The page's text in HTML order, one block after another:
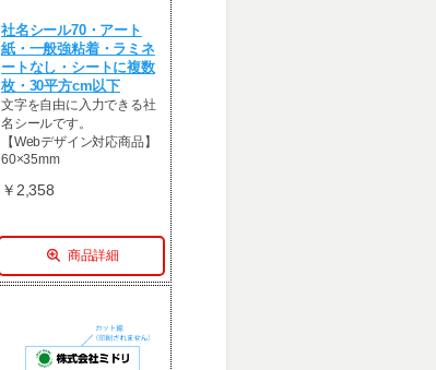
社名シール70・アート
紙・一般強粘着・ラミネ
ートなし・シートに複数
枚・30平方cm以下
文字を自由に入力できる社
名シールです。
【Webデザイン対応商品】
60×35mm
￥2,358
商品詳細